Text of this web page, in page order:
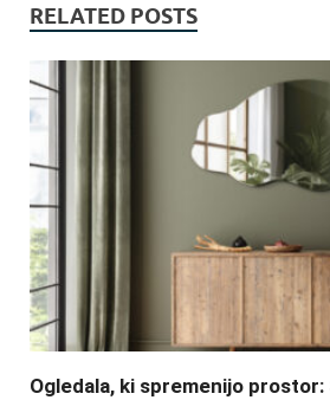
RELATED POSTS
Ogledala, ki spremenijo